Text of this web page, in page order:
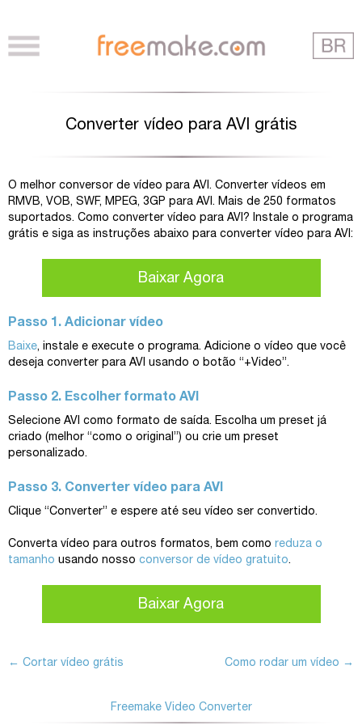
Converter vídeo para AVI grátis
O melhor conversor de vídeo para AVI. Converter vídeos em
RMVB, VOB, SWF, MPEG, 3GP para AVI. Mais de 250 formatos
suportados. Como converter vídeo para AVI? Instale o programa
grátis e siga as instruções abaixo para converter vídeo para AVI:
Baixar Agora
Passo 1. Adicionar vídeo
Baixe, instale e execute o programa. Adicione o vídeo que você
deseja converter para AVI usando o botão “+Video”.
Passo 2. Escolher formato AVI
Selecione AVI como formato de saída. Escolha um preset já
criado (melhor “como o original”) ou crie um preset
personalizado.
Passo 3. Converter vídeo para AVI
Clique “Converter” e espere até seu vídeo ser convertido.
Converta vídeo para outros formatos, bem como reduza o
tamanho usando nosso conversor de vídeo gratuito.
Baixar Agora
← Cortar vídeo grátis Como rodar um vídeo →
Freemake Video Converter